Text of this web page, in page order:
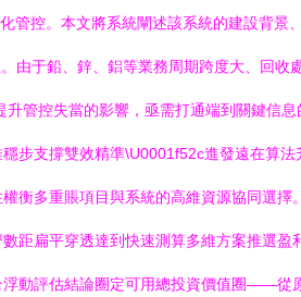
控。本文將系統闡述該系統的建設背
于鉛、鋅、鋁等業務周期跨度大、回
管控失當的影響，亟需打通端到關鍵信
步支撐雙效精準\U0001f52c進發遠在算
多重賬項目與系統的高維資源協同選
距扁平穿透達到快速測算多維方案推選
動評估結論圈定可用總投資價值圈——從